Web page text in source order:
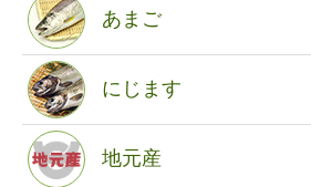
あまご
にじます
地元産